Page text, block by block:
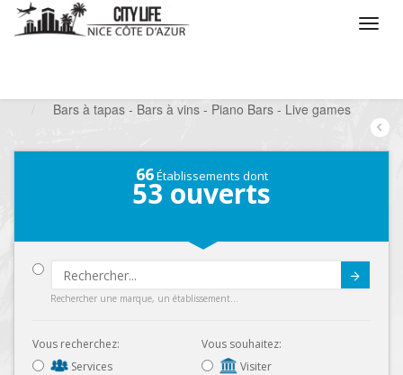
Bars à tapas - Bars à vins - Piano Bars - Live games
66Établissements dont
53 ouverts
Rechercher une marque, un établissement...
Vous recherchez:
Services
Vous souhaitez:
Visiter